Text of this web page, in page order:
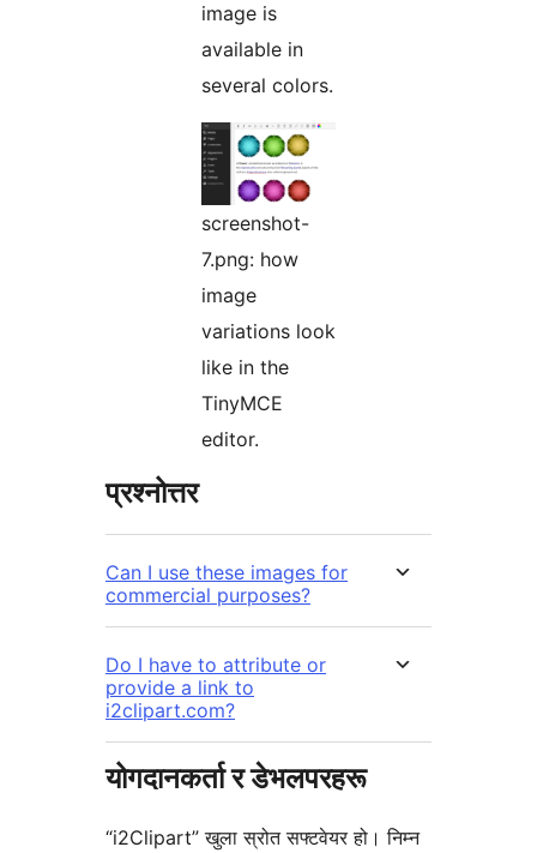
image is
available in
several colors.
screenshot-
7.png: how
image
variations look
like in the
TinyMCE
editor.
प्रश्नोत्तर
Can I use these images for
commercial purposes?
Do I have to attribute or
provide a link to
i2clipart.com?
योगदानकर्ता र डेभलपरहरू
“i2Clipart” खुला स्रोत सफ्टवेयर हो। निम्न